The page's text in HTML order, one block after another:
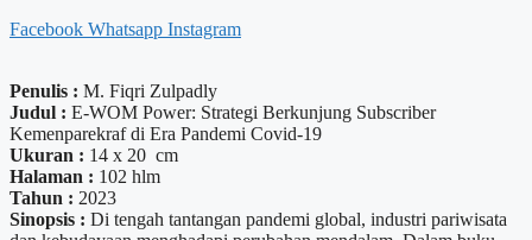
Facebook Whatsapp Instagram
Penulis : M. Fiqri Zulpadly
Judul : E-WOM Power: Strategi Berkunjung Subscriber
Kemenparekraf di Era Pandemi Covid-19
Ukuran : 14 x 20 cm
Halaman : 102 hlm
Tahun : 2023
Sinopsis : Di tengah tantangan pandemi global, industri pariwisata